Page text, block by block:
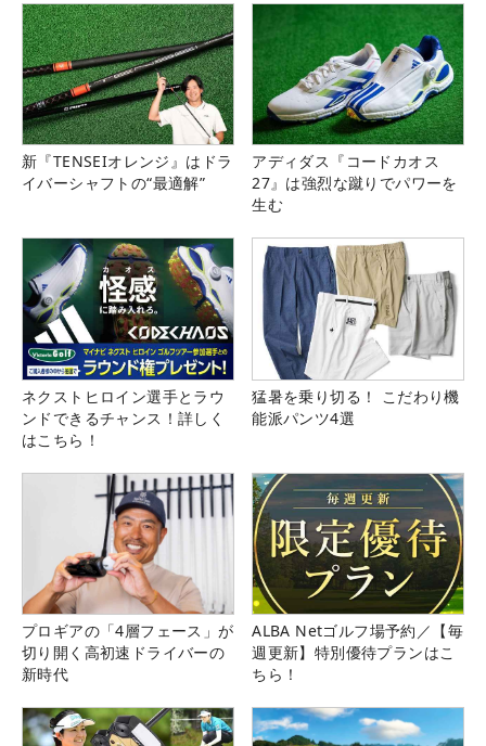
新『TENSEIオレンジ』はドラ
イバーシャフトの“最適解”
アディダス『コードカオス
27』は強烈な蹴りでパワーを
生む
ネクストヒロイン選手とラウ
ンドできるチャンス！詳しく
はこちら！
猛暑を乗り切る！ こだわり機
能派パンツ4選
プロギアの「4層フェース」が
切り開く高初速ドライバーの
新時代
ALBA Netゴルフ場予約／【毎
週更新】特別優待プランはこ
ちら！